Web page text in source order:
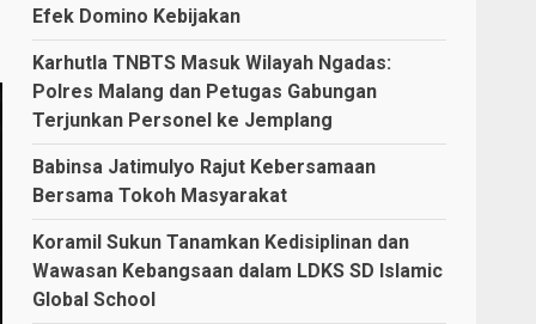
Efek Domino Kebijakan
Karhutla TNBTS Masuk Wilayah Ngadas:
Polres Malang dan Petugas Gabungan
Terjunkan Personel ke Jemplang
Babinsa Jatimulyo Rajut Kebersamaan
Bersama Tokoh Masyarakat
Koramil Sukun Tanamkan Kedisiplinan dan
Wawasan Kebangsaan dalam LDKS SD Islamic
Global School